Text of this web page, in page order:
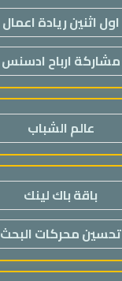
اول اثنين ريادة اعمال
مشاركة ارباح ادسنس
عالم الشباب
باقة باك لينك
تحسين محركات البحث